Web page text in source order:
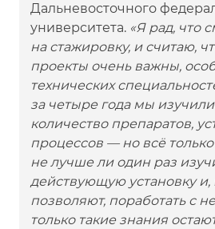
Дальневосточного
университета. «Я рад, что
на стажировку, и считаю,
проекты очень важны,
технических
за четыре года мы
количество препаратов,
процессов — но всё только
не лучше ли один раз
действующую установку и,
позволяют, поработать с
только такие знания